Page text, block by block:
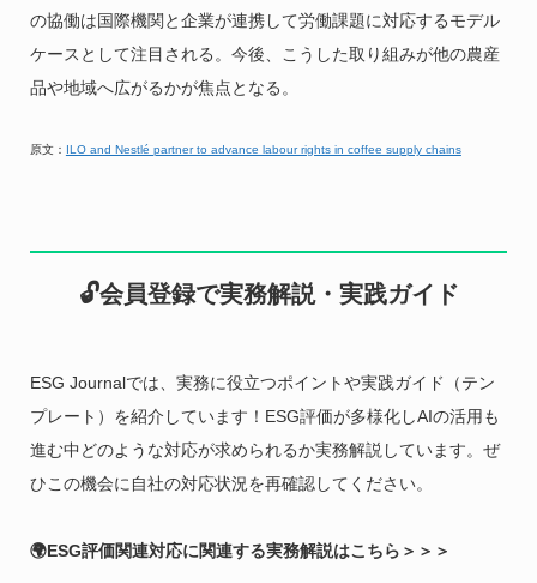
の協働は国際機関と企業が連携して労働課題に対応するモデル
ケースとして注目される。今後、こうした取り組みが他の農産
品や地域へ広がるかが焦点となる。
原文： ILO and Nestlé partner to advance labour rights in coffee supply chains
🔓会員登録で実務解説・実践ガイド
ESG Journalでは、実務に役立つポイントや実践ガイド（テン
プレート）を紹介しています！ESG評価が多様化しAIの活用も
進む中どのような対応が求められるか実務解説しています。ぜ
ひこの機会に自社の対応状況を再確認してください。
🌍ESG評価関連対応に関連する実務解説はこちら＞＞＞